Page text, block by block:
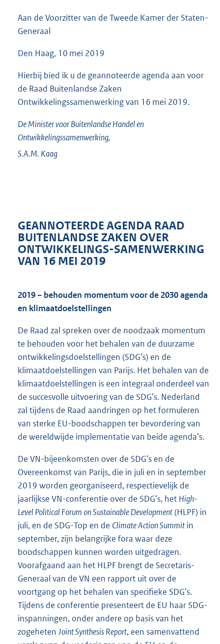
b
Aan de Voorzitter van de Tweede Kamer der Staten-
Generaal
Den Haag, 10 mei 2019
Hierbij bied ik u de geannoteerde agenda aan voor
de Raad Buitenlandse Zaken
Ontwikkelingssamenwerking van 16 mei 2019.
De Minister voor Buitenlandse Handel en
Ontwikkelingssamenwerking,
S.A.M. Kaag
GEANNOTEERDE AGENDA RAAD
BUITENLANDSE ZAKEN OVER
ONTWIKKELINGS-SAMENWERKING
VAN 16 MEI 2019
2019 – behouden momentum voor de 2030 agenda
en klimaatdoelstellingen
De Raad zal spreken over de noodzaak momentum
te behouden voor het behalen van de duurzame
ontwikkelingsdoelstellingen (SDG’s) en de
klimaatdoelstellingen van Parijs. Het behalen van de
klimaatdoelstellingen is een integraal onderdeel van
de succesvolle uitvoering van de SDG’s. Nederland
zal tijdens de Raad aandringen op het formuleren
van sterke EU-boodschappen ter bevordering van
de wereldwijde implementatie van beide agenda’s.
De VN-bijeenkomsten over de SDG’s en de
Overeenkomst van Parijs, die in juli en in september
2019 worden georganiseerd, respectievelijk de
jaarlijkse VN-conferentie over de SDG’s, het High-
Level Political Forum on Sustainable Development(HLPF) in
juli, en de SDG-Top en de Climate Action Summit in
september, zijn belangrijke fora waar deze
boodschappen kunnen worden uitgedragen.
Voorafgaand aan het HLPF brengt de Secretaris-
Generaal van de VN een rapport uit over de
voortgang op het behalen van specifieke SDG’s.
Tijdens de conferentie presenteert de EU haar SDG-
inspanningen, onder andere op basis van het
zogeheten Joint Synthesis Report, een samenvattend